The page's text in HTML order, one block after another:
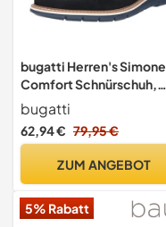
bugatti Herren's Simone
Comfort Schnürschuh,
Blau, 41
bugatti
62,94 € 79,95 €
ZUM ANGEBOT
5% Rabatt